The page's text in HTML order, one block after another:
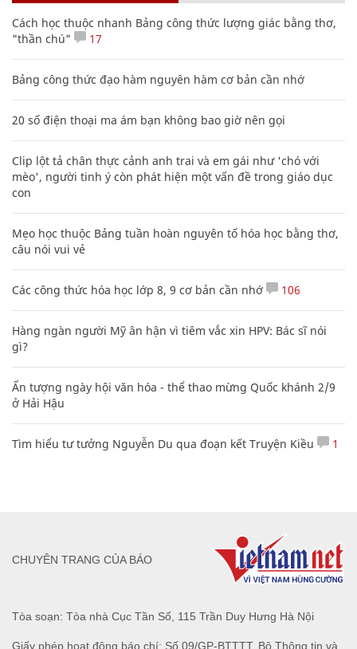
Cách học thuộc nhanh Bảng công thức lượng giác bằng thơ,
"thần chú"
17
Bảng công thức đạo hàm nguyên hàm cơ bản cần nhớ
20 số điện thoại ma ám bạn không bao giờ nên gọi
Clip lột tả chân thực cảnh anh trai và em gái như 'chó với
mèo', người tinh ý còn phát hiện một vấn đề trong giáo dục
con
Mẹo học thuộc Bảng tuần hoàn nguyên tố hóa học bằng thơ,
câu nói vui vẻ
Các công thức hóa học lớp 8, 9 cơ bản cần nhớ 106
Hàng ngàn người Mỹ ân hận vì tiêm vắc xin HPV: Bác sĩ nói
gì?
Ấn tượng ngày hội văn hóa - thể thao mừng Quốc khánh 2/9
ở Hải Hậu
Tìm hiểu tư tưởng Nguyễn Du qua đoạn kết Truyện Kiều 1
Tòa soạn: Tòa nhà Cục Tần Số, 115 Trần Duy Hưng Hà Nội
Giấy phép hoạt động báo chí: Số 09/GP-BTTTT, Bộ Thông tin và
CHUYÊN TRANG CỦA BÁO